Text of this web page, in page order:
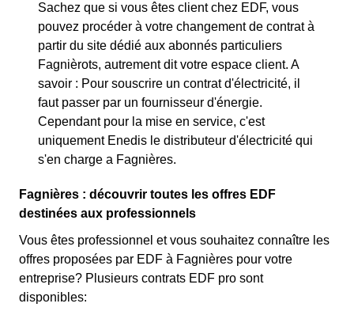
Sachez que si vous êtes client chez EDF, vous
pouvez procéder à votre changement de contrat à
partir du site dédié aux abonnés particuliers
Fagnièrots, autrement dit votre espace client. A
savoir : Pour souscrire un contrat d'électricité, il
faut passer par un fournisseur d'énergie.
Cependant pour la mise en service, c'est
uniquement Enedis le distributeur d'électricité qui
s'en charge a Fagnières.
Fagnières : découvrir toutes les offres EDF
destinées aux professionnels
Vous êtes professionnel et vous souhaitez connaître les
offres proposées par EDF à Fagnières pour votre
entreprise? Plusieurs contrats EDF pro sont
disponibles: